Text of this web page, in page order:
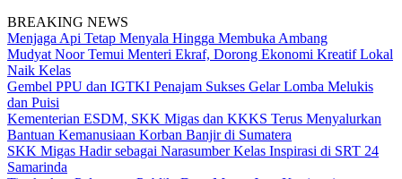
BREAKING NEWS
Menjaga Api Tetap Menyala Hingga Membuka Ambang
Mudyat Noor Temui Menteri Ekraf, Dorong Ekonomi Kreatif Lokal
Naik Kelas
Gembel PPU dan IGTKI Penajam Sukses Gelar Lomba Melukis
dan Puisi
Kementerian ESDM, SKK Migas dan KKKS Terus Menyalurkan
Bantuan Kemanusiaan Korban Banjir di Sumatera
SKK Migas Hadir sebagai Narasumber Kelas Inspirasi di SRT 24
Samarinda